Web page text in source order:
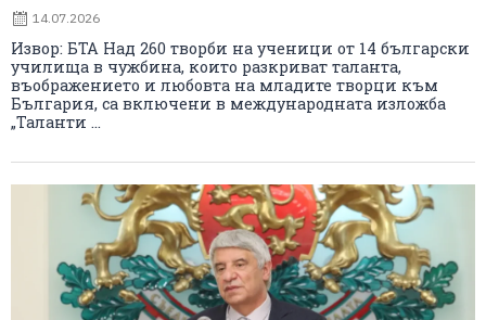
14.07.2026
Извор: БТА Над 260 творби на ученици от 14 български
училища в чужбина, които разкриват таланта,
въображението и любовта на младите творци към
България, са включени в международната изложба
„Таланти ...